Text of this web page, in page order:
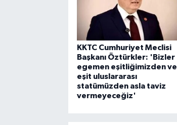
KKTC Cumhuriyet Meclisi
Başkanı Öztürkler: 'Bizler
egemen eşitliğimizden ve
eşit uluslararası
statümüzden asla taviz
vermeyeceğiz'